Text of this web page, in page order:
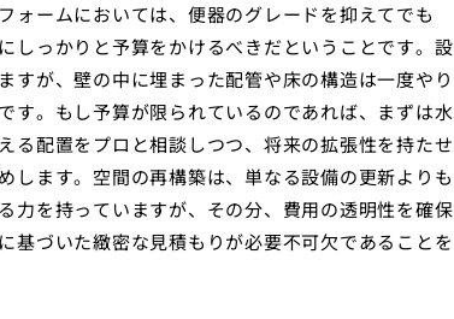
ォームにおいては、便器のグレードを抑えてでも
しっかりと予算をかけるべきだということです。設
すが、壁の中に埋まった配管や床の構造は一度やり
す。もし予算が限られているのであれば、まずは水
る配置をプロと相談しつつ、将来の拡張性を持たせ
します。空間の再構築は、単なる設備の更新よりも
力を持っていますが、その分、費用の透明性を確保
基づいた緻密な見積もりが必要不可欠であることを